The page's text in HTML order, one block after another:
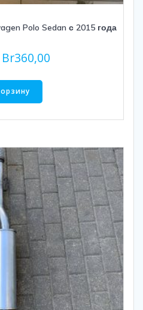
Polo Sedan с 2015 года
Br360,00